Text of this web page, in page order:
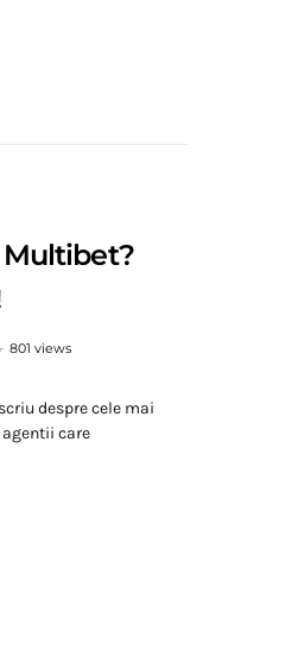
Multibet?
801 views
despre cele mai
care